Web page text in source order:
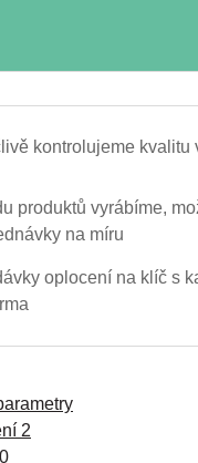
kontrolujeme kvalitu
produktů vyrábíme,
na míru
oplocení na klíč s
2
0